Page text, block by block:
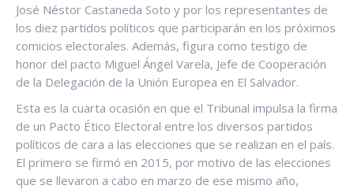
José Néstor Castaneda Soto y por los representantes de
los diez partidos políticos que participarán en los próximos
comicios electorales. Además, figura como testigo de
honor del pacto Miguel Ángel Varela, Jefe de Cooperación
de la Delegación de la Unión Europea en El Salvador.
Esta es la cuarta ocasión en que el Tribunal impulsa la firma
de un Pacto Ético Electoral entre los diversos partidos
políticos de cara a las elecciones que se realizan en el país.
El primero se firmó en 2015, por motivo de las elecciones
que se llevaron a cabo en marzo de ese mismo año,